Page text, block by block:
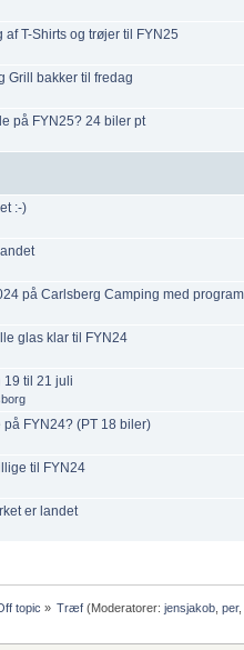
af T-Shirts og trøjer til FYN25
Grill bakker til fredag
på FYN25? 24 biler pt
:-)
på Carlsberg Camping med program
glas klar til FYN24
19 til 21 juli
på FYN24? (PT 18 biler)
til FYN24
er landet
topic » Træf (Moderatorer:jensjakob ,per